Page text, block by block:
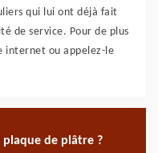
qui lui ont déjà fait
de service. Pour de plus
internet ou appelez-le
de plâtre ?